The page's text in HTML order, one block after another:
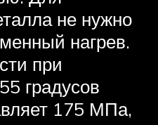
не нужно
нагрев.
при
градусов
175 МПа,